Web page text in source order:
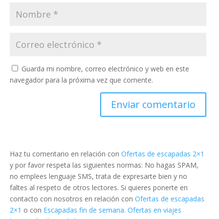
Guarda mi nombre, correo electrónico y web en este
navegador para la próxima vez que comente.
Haz tu comentario en relación con Ofertas de escapadas 2×1
y por favor respeta las siguientes normas: No hagas SPAM,
no emplees lenguaje SMS, trata de expresarte bien y no
faltes al respeto de otros lectores. Si quieres ponerte en
contacto con nosotros en relación con Ofertas de escapadas
2×1 o con Escapadas fin de semana. Ofertas en viajes